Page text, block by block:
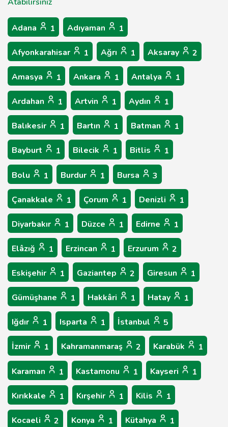
Adana 1 Adıyaman 1
Afyonkarahisar 1 Ağrı 1 Aksaray 2
Amasya 1 Ankara 1 Antalya 1
Ardahan 1 Artvin 1 Aydın 1
Balıkesir 1 Bartın 1 Batman 1
Bayburt 1 Bilecik 1 Bitlis 1
Bolu 1 Burdur 1 Bursa 3
Çanakkale 1 Çorum 1 Denizli 1
Diyarbakır 1 Düzce 1 Edirne 1
Elâzığ 1 Erzincan 1 Erzurum 2
Eskişehir 1 Gaziantep 2 Giresun 1
Gümüşhane 1 Hakkâri 1 Hatay 1
Iğdır 1 Isparta 1 İstanbul 5
İzmir 1 Kahramanmaraş 2 Karabük 1
Karaman 1 Kastamonu 1 Kayseri 1
Kırıkkale 1 Kırşehir 1 Kilis 1
Kocaeli 2 Konya 1 Kütahya 1